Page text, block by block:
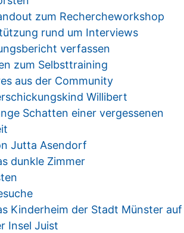
zum Rechercheworkshop
rund um Interviews
verfassen
zum Selbsttraining
aus der Community
Willibert
Schatten einer vergessenen
Jutta Asendorf
dunkle Zimmer
Kinderheim der Stadt Münster auf
Insel Juist